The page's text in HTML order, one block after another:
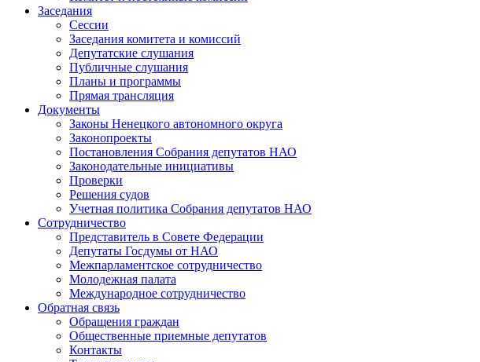
Заседания
Сессии
Заседания комитета и комиссий
Депутатские слушания
Публичные слушания
Планы и программы
Прямая трансляция
Документы
Законы Ненецкого автономного округа
Законопроекты
Постановления Собрания депутатов НАО
Законодательные инициативы
Проверки
Решения судов
Учетная политика Собрания депутатов НАО
Сотрудничество
Представитель в Совете Федерации
Депутаты Госдумы от НАО
Межпарламентское сотрудничество
Молодежная палата
Международное сотрудничество
Обратная cвязь
Обращения граждан
Общественные приемные депутатов
Контакты